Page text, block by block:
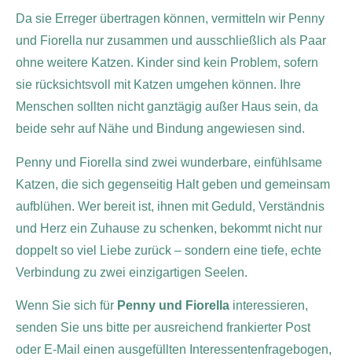
Da sie Erreger übertragen können, vermitteln wir Penny
und Fiorella nur zusammen und ausschließlich als Paar
ohne weitere Katzen. Kinder sind kein Problem, sofern
sie rücksichtsvoll mit Katzen umgehen können. Ihre
Menschen sollten nicht ganztägig außer Haus sein, da
beide sehr auf Nähe und Bindung angewiesen sind.
Penny und Fiorella sind zwei wunderbare, einfühlsame
Katzen, die sich gegenseitig Halt geben und gemeinsam
aufblühen. Wer bereit ist, ihnen mit Geduld, Verständnis
und Herz ein Zuhause zu schenken, bekommt nicht nur
doppelt so viel Liebe zurück – sondern eine tiefe, echte
Verbindung zu zwei einzigartigen Seelen.
Wenn Sie sich für Penny und Fiorella interessieren,
senden Sie uns bitte per ausreichend frankierter Post
oder E-Mail einen ausgefüllten Interessentenfragebogen,